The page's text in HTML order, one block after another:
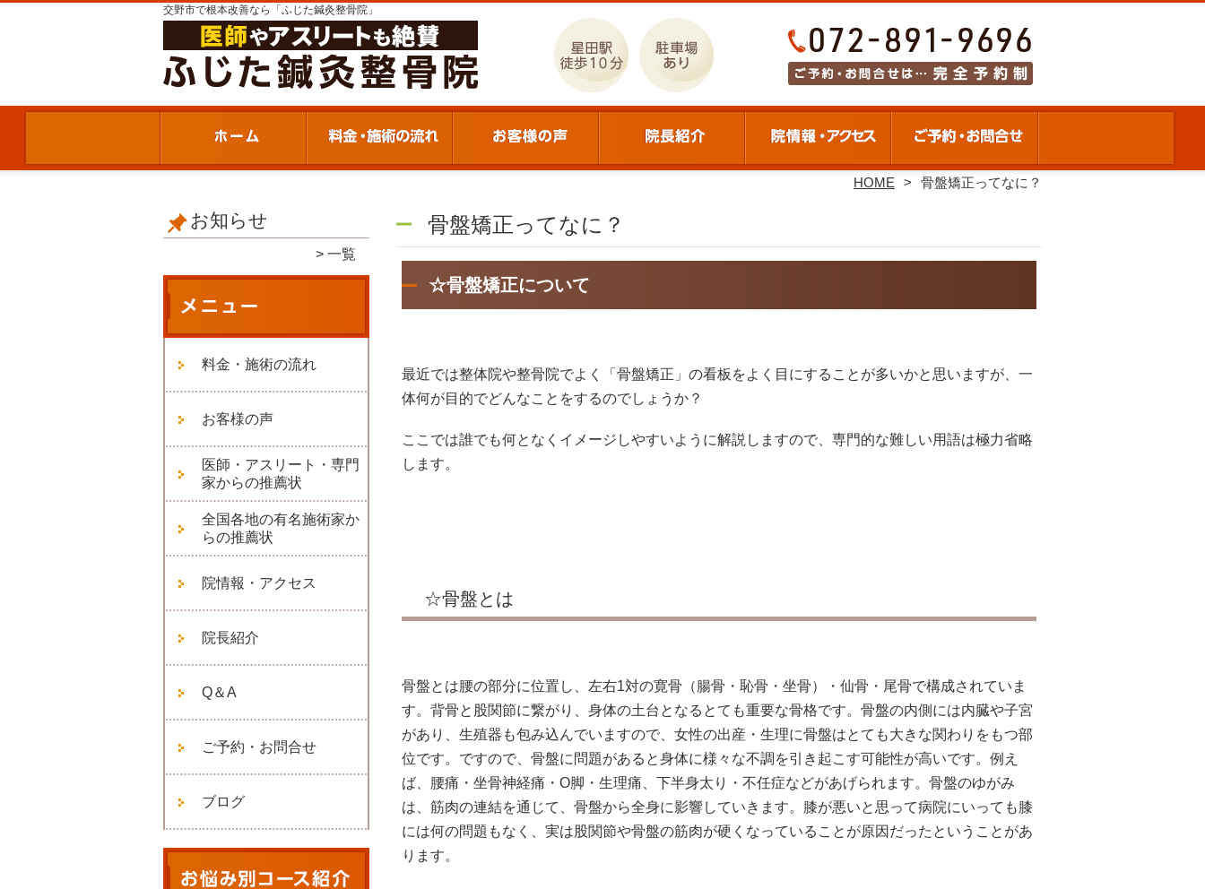
交野市で根本改善なら「ふじた鍼灸整骨院」
HOME 骨盤矯正ってなに？
お知らせ
一覧
料金・施術の流れ
お客様の声
医師・アスリート・専門
家からの推薦状
全国各地の有名施術家か
らの推薦状
院情報・アクセス
院長紹介
Q＆A
ご予約・お問合せ
ブログ
骨盤矯正ってなに？
☆骨盤矯正について
最近では整体院や整骨院でよく「骨盤矯正」の看板をよく目にすることが多いかと思いますが、一
体何が目的でどんなことをするのでしょうか？
ここでは誰でも何となくイメージしやすいように解説しますので、専門的な難しい用語は極力省略
します。
☆骨盤とは
骨盤とは腰の部分に位置し、左右1対の寛骨（腸骨・恥骨・坐骨）・仙骨・尾骨で構成されていま
す。背骨と股関節に繋がり、身体の土台となるとても重要な骨格です。骨盤の内側には内臓や子宮
があり、生殖器も包み込んでいますので、女性の出産・生理に骨盤はとても大きな関わりをもつ部
位です。ですので、骨盤に問題があると身体に様々な不調を引き起こす可能性が高いです。例え
ば、腰痛・坐骨神経痛・O脚・生理痛、下半身太り・不任症などがあげられます。骨盤のゆがみ
は、筋肉の連結を通じて、骨盤から全身に影響していきます。膝が悪いと思って病院にいっても膝
には何の問題もなく、実は股関節や骨盤の筋肉が硬くなっていることが原因だったということがあ
ります。